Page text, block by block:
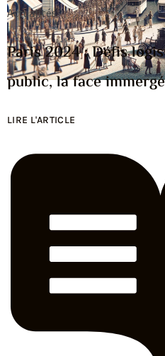
Actualités
Paris 2024 : Défis
public, la face
LIRE L'ARTICLE